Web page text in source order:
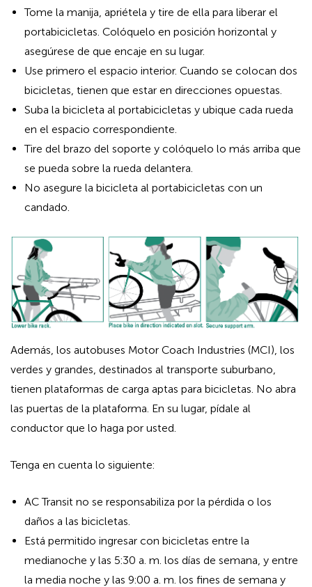
Tome la manija, apriétela y tire de ella para liberar el
portabicicletas. Colóquelo en posición horizontal y
asegúrese de que encaje en su lugar.
Use primero el espacio interior. Cuando se colocan dos
bicicletas, tienen que estar en direcciones opuestas.
Suba la bicicleta al portabicicletas y ubique cada rueda
en el espacio correspondiente.
Tire del brazo del soporte y colóquelo lo más arriba que
se pueda sobre la rueda delantera.
No asegure la bicicleta al portabicicletas con un
candado.
Además, los autobuses Motor Coach Industries (MCI), los
verdes y grandes, destinados al transporte suburbano,
tienen plataformas de carga aptas para bicicletas. No abra
las puertas de la plataforma. En su lugar, pídale al
conductor que lo haga por usted.
Tenga en cuenta lo siguiente:
AC Transit no se responsabiliza por la pérdida o los
daños a las bicicletas.
Está permitido ingresar con bicicletas entre la
medianoche y las 5:30 a. m. los días de semana, y entre
la media noche y las 9:00 a. m. los fines de semana y